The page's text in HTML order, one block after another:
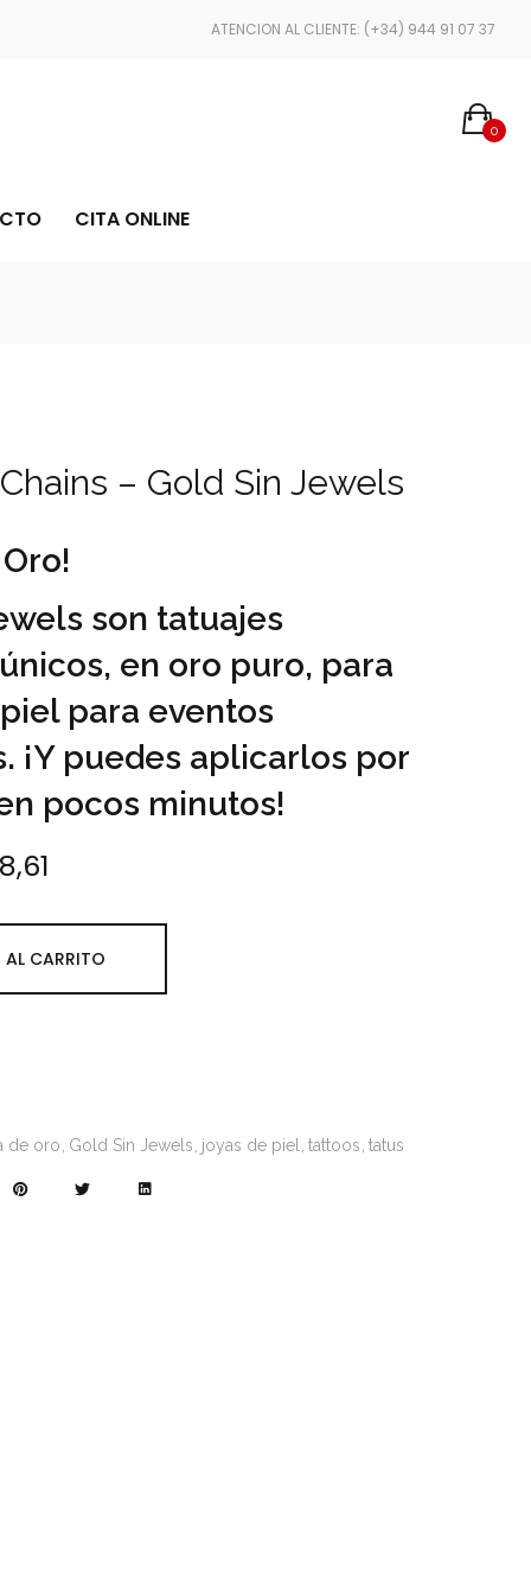
ENVÍOS EN 24/48 HORAS
ATENCION AL CLIENTE: (+34) 944 91 07 37
0
CITA ONLINE
– Gold Sin Jewels
son tatuajes
en oro puro, para
para eventos
¡Y puedes aplicarlos por
pocos minutos!
original era: €42,90.
AL CARRITO
de oro Gold Sin Jewels joyas de piel tattoos tatus